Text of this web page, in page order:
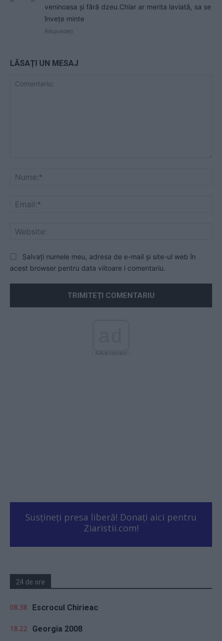
veninoasa și fără dzeu.Chiar ar merita laviată, sa se
învețe minte
Răspundeți
LĂSAȚI UN MESAJ
Salvați numele meu, adresa de e-mail și site-ul web în
acest browser pentru data viitoare i comentariu.
- Advertisment -
Susțineți presa liberă! Donați aici pentru
Ziaristii.com!
24 de ore
08.38 Escrocul Chirieac
18.22 Georgia 2008